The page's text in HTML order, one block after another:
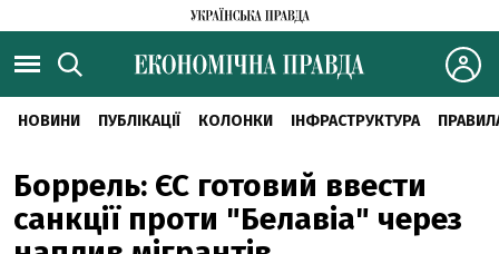
НОВИНИ ПУБЛІКАЦІЇ КОЛОНКИ ІНФРАСТРУКТУРА
Боррель: ЄС готовий ввести
санкції проти "Белавіа" через